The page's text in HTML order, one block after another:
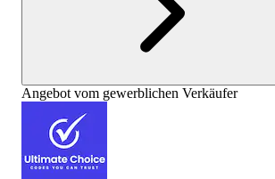
Angebot vom gewerblichen Verkäufer